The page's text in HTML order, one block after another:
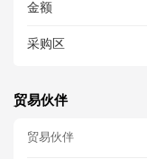
金额
采购区
贸易伙伴
贸易伙伴